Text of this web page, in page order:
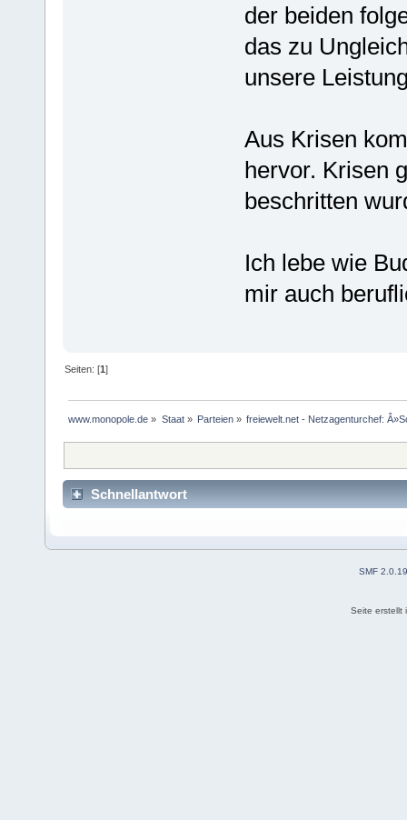
der beiden
das zu
unsere
Aus Krisen
hervor. Krisen
beschritten
Ich lebe wie
mir auch
Seiten: [1]
www.monopole.de » Staat» Parteien» freiewelt.net - Netzagenturchef:
Schnellantwort
SMF 2.0.19
Seite erstellt